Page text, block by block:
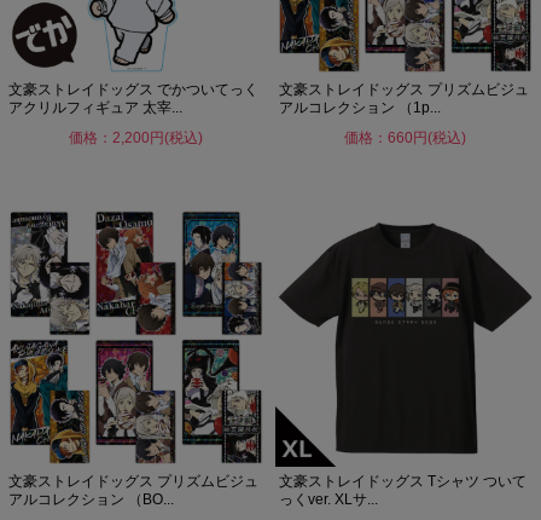
文豪ストレイドッグス でかついてっく
アクリルフィギュア 太宰...
価格：2,200円(税込)
文豪ストレイドッグス プリズムビジュ
アルコレクション （1p...
価格：660円(税込)
文豪ストレイドッグス プリズムビジュ
アルコレクション （BO...
文豪ストレイドッグス Tシャツ ついて
っくver. XLサ...